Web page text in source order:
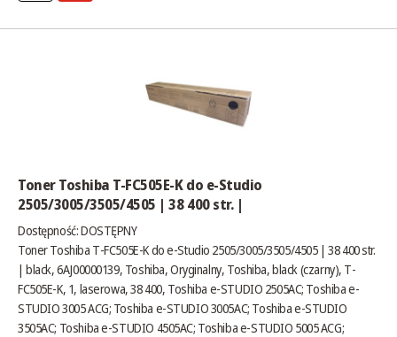
Toner Toshiba T-FC505E-K do e-Studio
2505/3005/3505/4505 | 38 400 str. |
Dostępność:DOSTĘPNY
Toner Toshiba T-FC505E-K do e-Studio 2505/3005/3505/4505 | 38 400 str.
| black, 6AJ00000139, Toshiba, Oryginalny, Toshiba, black (czarny), T-
FC505E-K, 1, laserowa, 38 400, Toshiba e-STUDIO 2505AC; Toshiba e-
STUDIO 3005 ACG; Toshiba e-STUDIO 3005AC; Toshiba e-STUDIO
3505AC; Toshiba e-STUDIO 4505AC; Toshiba e-STUDIO 5005 ACG;